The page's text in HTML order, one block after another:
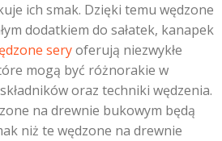
ich smak. Dzięki temu wędzone
dodatkiem do sałatek, kanapek
seryoferują niezwykłe
mogą być różnorakie w
oraz techniki wędzenia.
na drewnie bukowym będą
niż te wędzone na drewnie